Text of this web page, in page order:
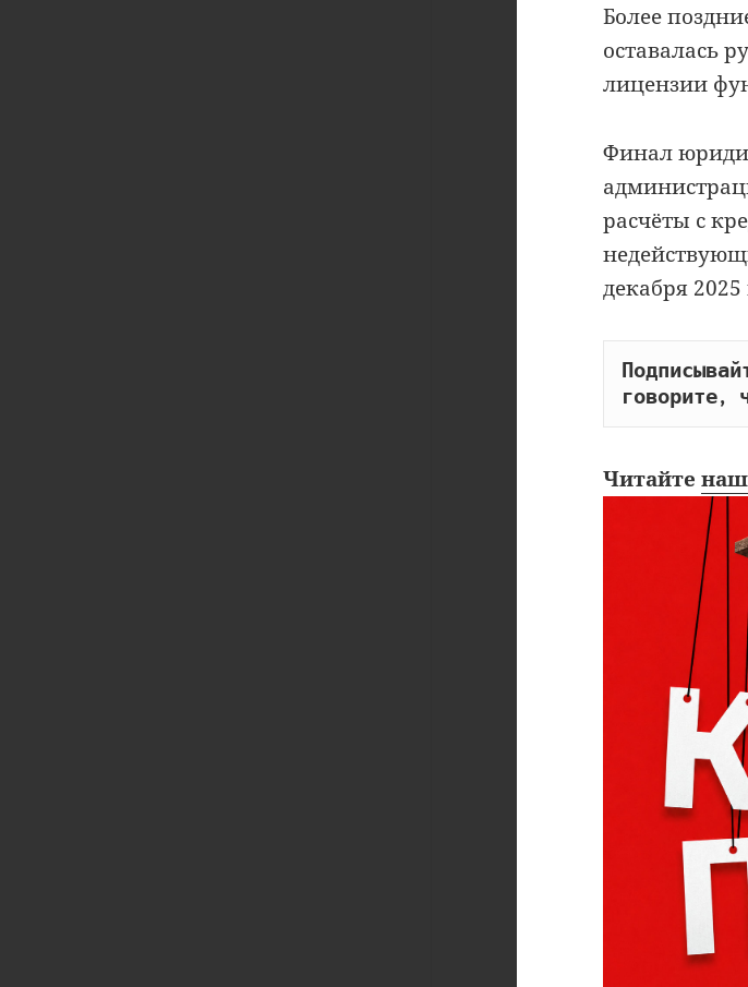
Более
оставалась
лицензии
Финал
расчёты с
декабря 2025
говорите,
Читайте